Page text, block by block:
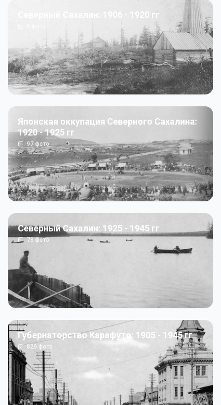
Северный Сахалин: 1906 - 1920 гг
Японская оккупация Северного Сахалина:
1920 - 1925 гг
97 фото
Северный Сахалин: 1925 - 1945 гг
73фото
Губернаторство Карафуто: 1905 - 1945 гг
820 фото